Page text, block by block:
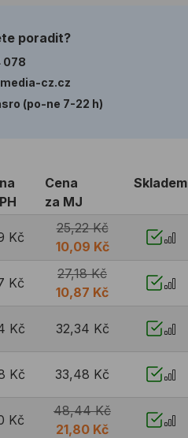
poradit?
078
cz.cz
(po-ne 7-22 h)
Cena
za MJ
Skladem
Kč
25,22 Kč
10,09 Kč
Kč
27,18 Kč
10,87 Kč
Kč 32,34 Kč
Kč 33,48 Kč
Kč
48,44 Kč
21,80 Kč